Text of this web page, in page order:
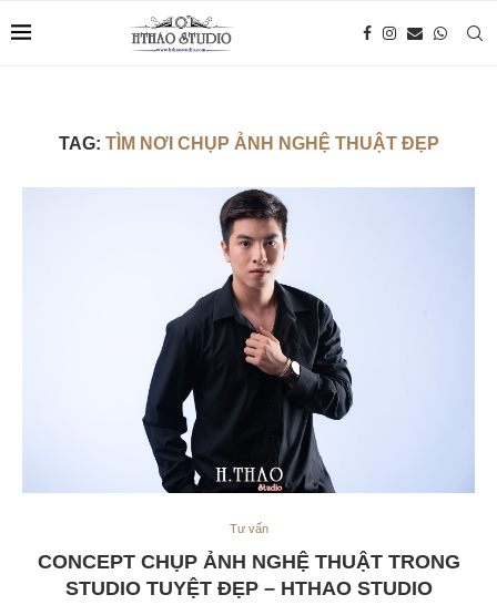
TAG: TÌM NƠI CHỤP ẢNH NGHỆ THUẬT ĐẸP
Tư vấn
CONCEPT CHỤP ẢNH NGHỆ THUẬT TRONG
STUDIO TUYỆT ĐẸP – HTHAO STUDIO